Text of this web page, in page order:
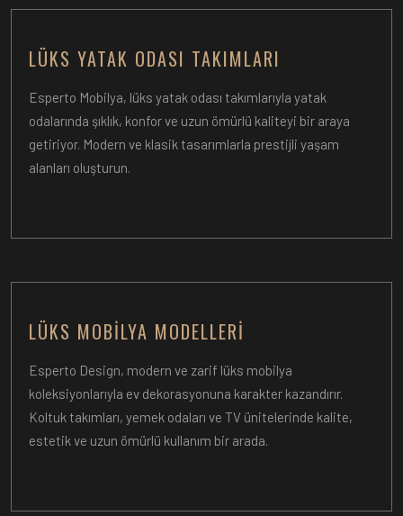
LÜKS YATAK ODASI TAKIMLARI
Esperto Mobilya, lüks yatak odası takımlarıyla yatak
odalarında şıklık, konfor ve uzun ömürlü kaliteyi bir araya
getiriyor. Modern ve klasik tasarımlarla prestijli yaşam
alanları oluşturun.
LÜKS MOBILYA MODELLERI
Esperto Design, modern ve zarif lüks mobilya
koleksiyonlarıyla ev dekorasyonuna karakter kazandırır.
Koltuk takımları, yemek odaları ve TV ünitelerinde kalite,
estetik ve uzun ömürlü kullanım bir arada.